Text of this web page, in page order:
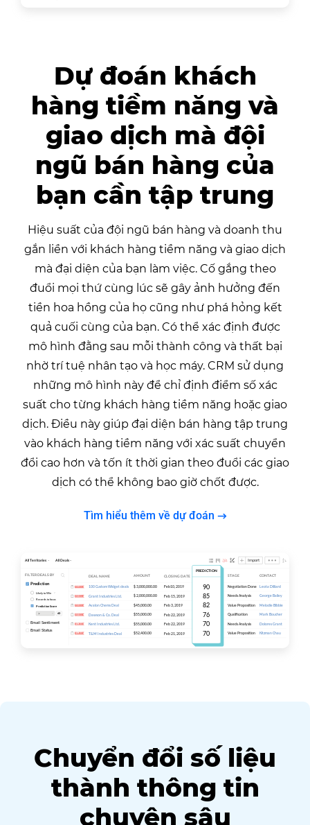
Dự đoán khách
hàng tiềm năng và
giao dịch mà đội
ngũ bán hàng của
bạn cần tập trung
Hiệu suất của đội ngũ bán hàng và doanh thu
gắn liền với khách hàng tiềm năng và giao dịch
mà đại diện của bạn làm việc. Cố gắng theo
đuổi mọi thứ cùng lúc sẽ gây ảnh hưởng đến
tiền hoa hồng của họ cũng như phá hỏng kết
quả cuối cùng của bạn. Có thể xác định được
mô hình đằng sau mỗi thành công và thất bại
nhờ trí tuệ nhân tạo và học máy. CRM sử dụng
những mô hình này để chỉ định điểm số xác
suất cho từng khách hàng tiềm năng hoặc giao
dịch. Điều này giúp đại diện bán hàng tập trung
vào khách hàng tiềm năng với xác suất chuyển
đổi cao hơn và tốn ít thời gian theo đuổi các giao
dịch có thể không bao giờ chốt được.
Tìm hiểu thêm về dự đoán
Chuyển đổi số liệu
thành thông tin
chuyên sâu